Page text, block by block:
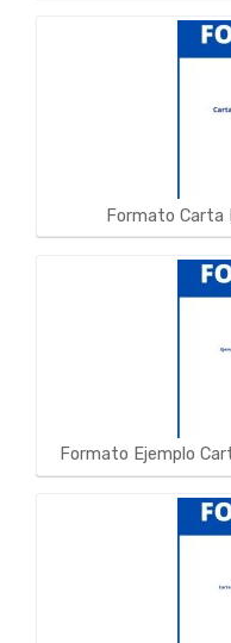
Formato Carta
Formato Ejemplo